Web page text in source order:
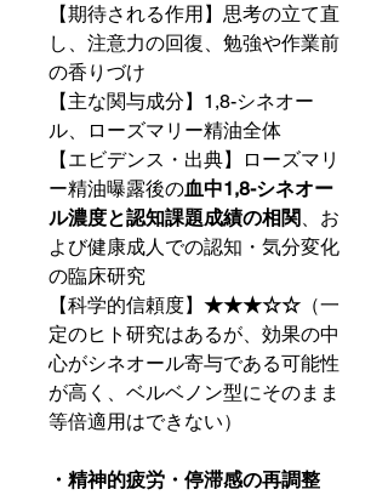
【期待される作用】思考の立て直
し、注意力の回復、勉強や作業前
の香りづけ
【主な関与成分】1,8-シネオー
ル、ローズマリー精油全体
【エビデンス・出典】ローズマリ
ー精油曝露後の血中1,8-シネオー
ル濃度と認知課題成績の相関
、お
よび健康成人での認知・気分変化
の臨床研究
【科学的信頼度】 ★★★☆☆ （一
定のヒト研究はあるが、効果の中
心がシネオール寄与である可能性
が高く、ベルベノン型にそのまま
等倍適用はできない）
・精神的疲労・停滞感の再調整